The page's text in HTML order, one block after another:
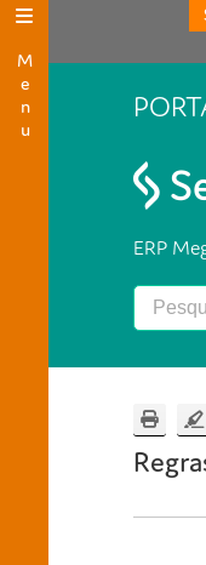
Menu
ERP